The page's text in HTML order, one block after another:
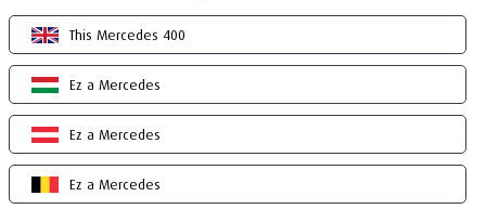
This Mercedes 400
Ez a Mercedes
Ez a Mercedes
Ez a Mercedes